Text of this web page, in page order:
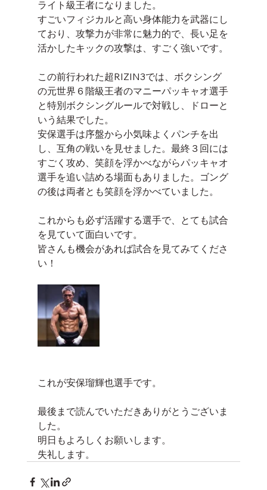
ライト級王者になりました。
すごいフィジカルと高い身体能力を武器にし
ており、攻撃力が非常に魅力的で、長い足を
活かしたキックの攻撃は、すごく強いです。
この前行われた超RIZIN3では、ボクシング
の元世界６階級王者のマニーパッキャオ選手
と特別ボクシングルールで対戦し、ドローと
いう結果でした。
安保選手は序盤から小気味よくパンチを出
し、互角の戦いを見せました。最終３回には
すごく攻め、笑顔を浮かべながらパッキャオ
選手を追い詰める場面もありました。ゴング
の後は両者とも笑顔を浮かべていました。
これからも必ず活躍する選手で、とても試合
を見ていて面白いです。
皆さんも機会があれば試合を見てみてくださ
い！
これが安保瑠輝也選手です。
最後まで読んでいただきありがとうございま
した。
明日もよろしくお願いします。
失礼します。